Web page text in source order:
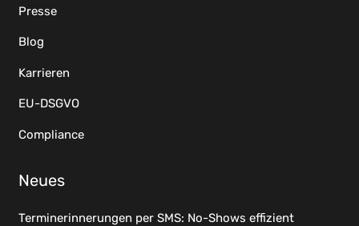
Presse
Blog
Karrieren
EU-DSGVO
Compliance
Neues
Terminerinnerungen per SMS: No-Shows effizient